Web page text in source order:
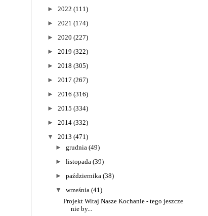
► 2022 (111)
► 2021 (174)
► 2020 (227)
► 2019 (322)
► 2018 (305)
► 2017 (267)
► 2016 (316)
► 2015 (334)
► 2014 (332)
▼
2013 (471)
► grudnia (49)
► listopada (39)
► października (38)
▼
września (41)
Projekt Witaj Nasze Kochanie - tego jeszcze
nie by...